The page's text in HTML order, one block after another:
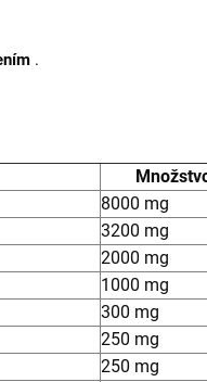
.
8000 mg
3200 mg
2000 mg
1000 mg
300 mg
250 mg
250 mg